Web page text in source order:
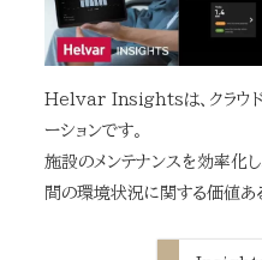
Helvar Insightsは、クラウド
ーションです。
施設のメンテナンスを効率化
間の環境状況に関する価値あ